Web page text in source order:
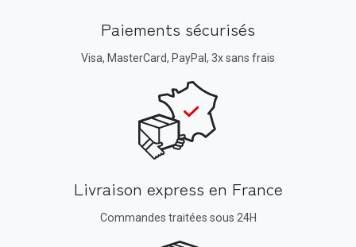
Paiements sécurisés
Visa, MasterCard, PayPal, 3x sans frais
Livraison express en France
Commandes traitées sous 24H